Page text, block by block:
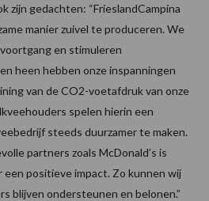
zijn gedachten: “FrieslandCampina
manier zuivel te produceren. We
en stimuleren
heen hebben onze inspanningen
van de CO2-voetafdruk van onze
spelen hierin een
steeds duurzamer te maken.
partners zoals McDonald’s is
een positieve impact. Zo kunnen wij
blijven ondersteunen en belonen.”